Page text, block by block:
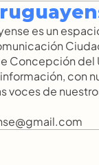
es un
Concepción del
con
voces de